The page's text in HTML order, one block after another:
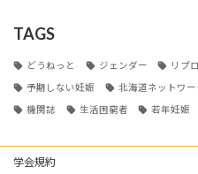
TAGS
どうねっと ジェンダー リプ
予期しない妊娠 北海道ネットワー
機関誌 生活困窮者 若年妊娠
学会規約